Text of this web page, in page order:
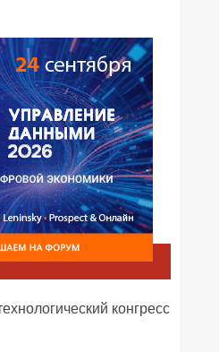
конгресс